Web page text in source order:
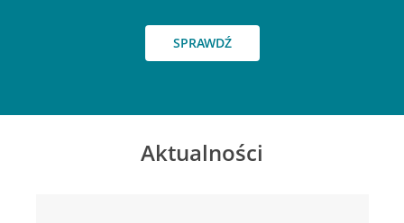
SPRAWDŹ
Aktualności